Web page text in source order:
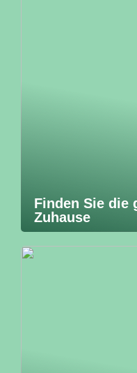
Finden Sie die
Zuhause